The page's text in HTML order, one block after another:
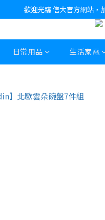
歡迎光臨 信大官方網站，
日常用品 生活家電